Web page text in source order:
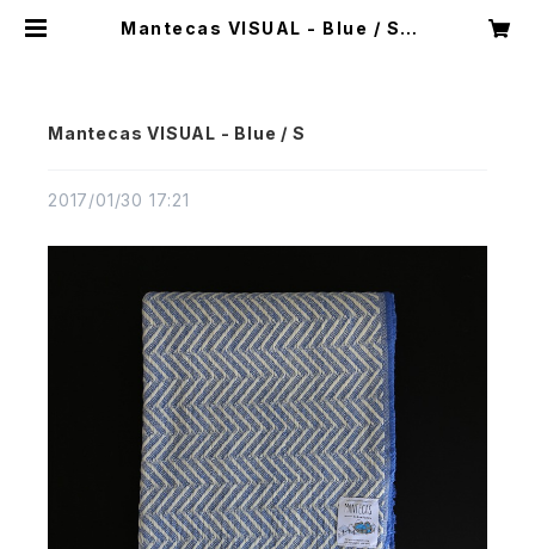
Mantecas VISUAL - Blue / S |
Mantecas VISUAL - Blue / S
2017/01/30 17:21